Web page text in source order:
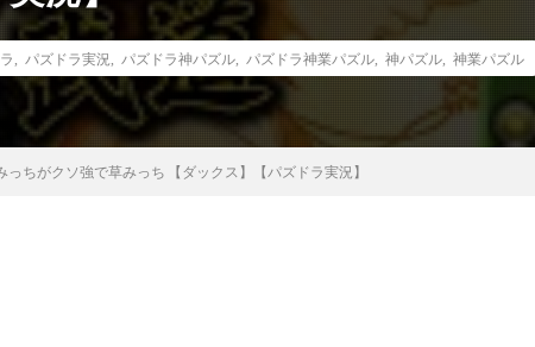
パズドラ実況 パズドラ神パズル パズドラ神業パズル 神パズル 神業パズル
っちがクソ強で草みっち 【ダックス】【パズドラ実況】